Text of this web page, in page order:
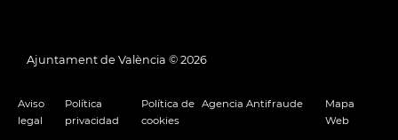
Ajuntament de València © 2026
Aviso
legal
Política
privacidad
Política de
cookies
Agencia Antifraude
Mapa
Web